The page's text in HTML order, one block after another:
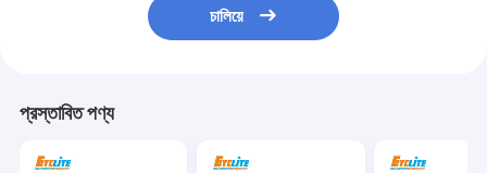
চালিয়ে
প্রস্তাবিত পণ্য